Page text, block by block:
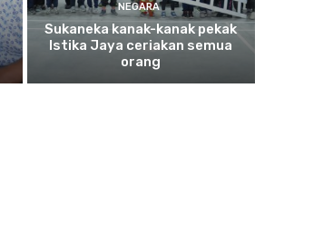
NEGARA
Sukaneka kanak-kanak pekak
Istika Jaya ceriakan semua
orang